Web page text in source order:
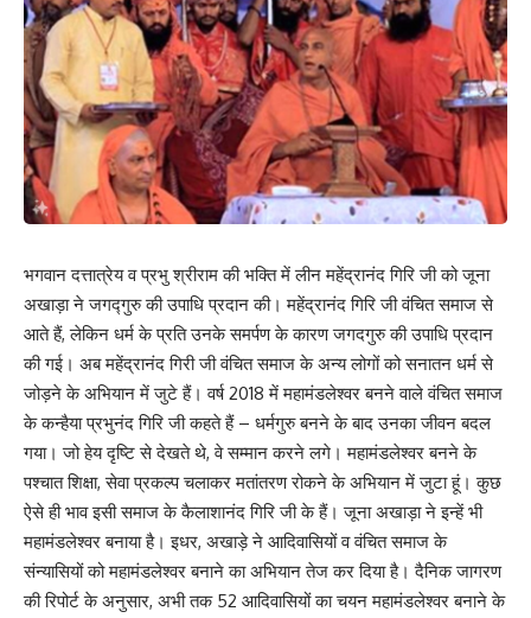
भगवान दत्तात्रेय व प्रभु श्रीराम की भक्ति में लीन महेंद्रानंद गिरि जी को जूना
अखाड़ा ने जगद्गुरु की उपाधि प्रदान की। महेंद्रानंद गिरि जी वंचित समाज से
आते हैं, लेकिन धर्म के प्रति उनके समर्पण के कारण जगदगुरु की उपाधि प्रदान
की गई। अब महेंद्रानंद गिरी जी वंचित समाज के अन्य लोगों को सनातन धर्म से
जोड़ने के अभियान में जुटे हैं। वर्ष 2018 में महामंडलेश्वर बनने वाले वंचित समाज
के कन्हैया प्रभुनंद गिरि जी कहते हैं – धर्मगुरु बनने के बाद उनका जीवन बदल
गया। जो हेय दृष्टि से देखते थे, वे सम्मान करने लगे। महामंडलेश्वर बनने के
पश्चात शिक्षा, सेवा प्रकल्प चलाकर मतांतरण रोकने के अभियान में जुटा हूं। कुछ
ऐसे ही भाव इसी समाज के कैलाशानंद गिरि जी के हैं। जूना अखाड़ा ने इन्हें भी
महामंडलेश्वर बनाया है। इधर, अखाड़े ने आदिवासियों व वंचित समाज के
संन्यासियों को महामंडलेश्वर बनाने का अभियान तेज कर दिया है। दैनिक जागरण
की रिपोर्ट के अनुसार, अभी तक 52 आदिवासियों का चयन महामंडलेश्वर बनाने के